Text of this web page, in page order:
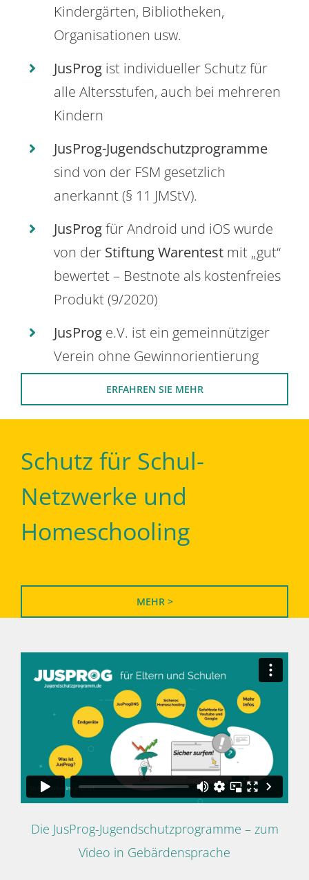
Kindergärten, Bibliotheken,
Organisationen usw.
JusProg ist individueller Schutz für
alle Altersstufen, auch bei mehreren
Kindern
JusProg-Jugendschutzprogramme
sind von der FSM gesetzlich
anerkannt (§ 11 JMStV).
JusProgfür Android und iOS wurde
von der Stiftung Warentest mit „gut“
bewertet – Bestnote als kostenfreies
Produkt (9/2020)
JusProg e.V. ist ein gemeinnütziger
Verein ohne Gewinnorientierung
ERFAHREN SIE MEHR
Schutz für Schul-
Netzwerke und
Homeschooling
MEHR >
Die JusProg-Jugendschutzprogramme – zum
Video in Gebärdensprache